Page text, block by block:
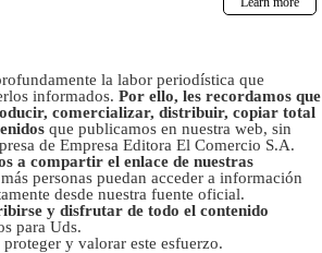
la labor periodística que
informados. Por ello, les recordamos que
comercializar, distribuir, copiar total
que publicamos en nuestra web, sin
de Empresa Editora El Comercio S.A.
a compartir el enlace de nuestras
personas puedan acceder a información
desde nuestra fuente oficial.
y disfrutar de todo el contenido
para Uds.
y valorar este esfuerzo.